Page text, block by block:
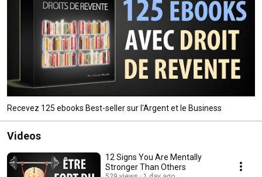
Recevez 125 ebooks Best-seller sur l'Argent et le Business
Videos
12 Signs You Are Mentally
Stronger Than Others